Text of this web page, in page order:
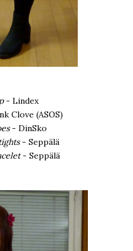
- Lindex
Clove (ASOS)
- DinSko
- Seppälä
- Seppälä